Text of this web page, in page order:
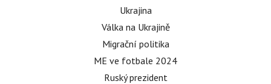
Ukrajina
Válka na Ukrajině
Migrační politika
ME ve fotbale 2024
Ruský prezident